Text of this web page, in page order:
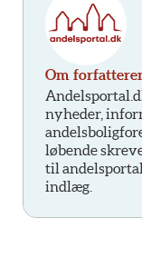
Om
nyheder,
løbende
til
indlæg.